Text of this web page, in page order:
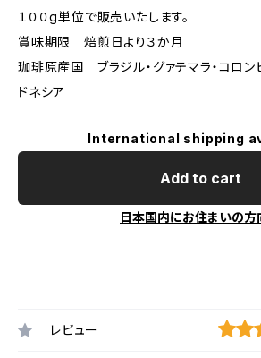
１００g単位で販売いたします。
賞味期限 焙煎日より３か月
珈琲原産国 ブラジル・グァテマラ・コロン
ドネシア
International shipping
Add to cart
日本国内にお住まいの方
レビュー